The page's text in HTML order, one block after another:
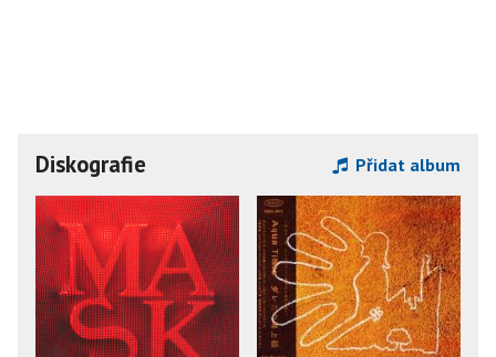
Diskografie Přidat album